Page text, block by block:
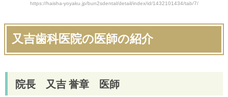
https://haisha-yoyaku.jp/bun2sdental/detail/index/id/1432101434/tab/7/
又吉歯科医院の医師の紹介
院長 又吉 誉章 医師